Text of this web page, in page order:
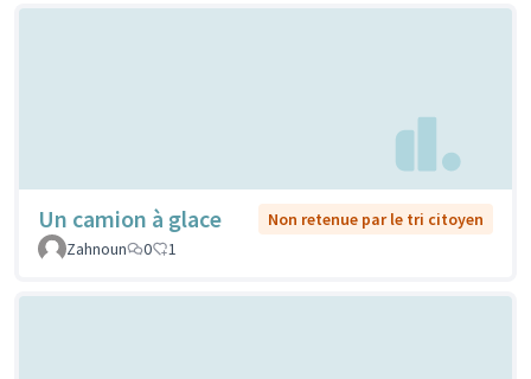
Un camion à glace
Non retenue par le tri citoyen
Zahnoun
0 1